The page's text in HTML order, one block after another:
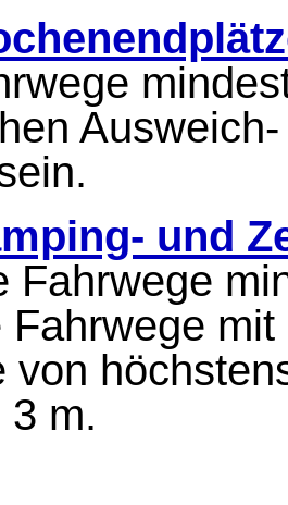
und
Fahrwege
Fahrwege
von
3 m.